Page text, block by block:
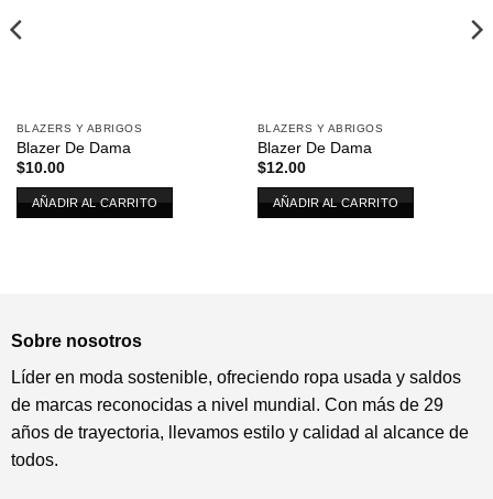
BLAZERS Y ABRIGOS
Blazer De Dama
$10.00
AÑADIR AL CARRITO
BLAZERS Y ABRIGOS
Blazer De Dama
$12.00
AÑADIR AL CARRITO
Sobre nosotros
Líder en moda sostenible, ofreciendo ropa usada y saldos
de marcas reconocidas a nivel mundial. Con más de 29
años de trayectoria, llevamos estilo y calidad al alcance de
todos.